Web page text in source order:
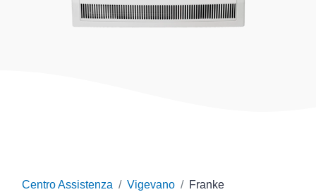
Centro Assistenza Vigevano Franke